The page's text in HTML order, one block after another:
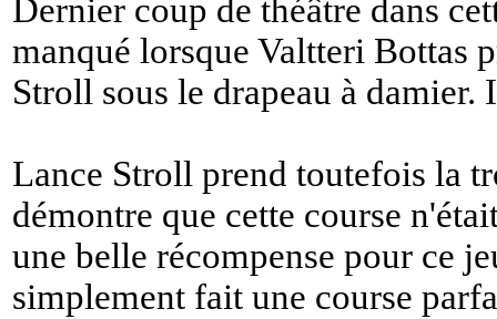
Dernier coup de théâtre dans
manqué lorsque Valtteri Bottas
Stroll sous le drapeau à damier.
Lance Stroll prend toutefois la
démontre que cette course
une belle récompense pour ce
simplement fait une course